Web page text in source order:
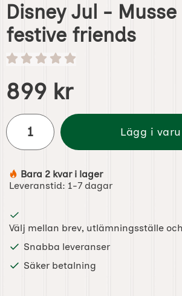
Disney Jul -
festive friends
pris
899 kr
antal
Lägg i
Tillgänglighet:
Bara 2 kvar i lager
Leveranstid: 1-7 dagar
Välj mellan brev, utlämningsställe
Snabba leveranser
Säker betalning